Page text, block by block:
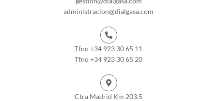
administracion@dialgasa.com
Tfno +34 923 30 65 11
Tfno +34 923 30 65 20
Ctra Madrid Km 203.5